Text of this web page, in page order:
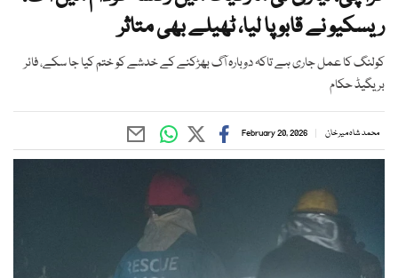
ریسکیو نے قابو پا لیا، ٹھیلے بھی متاثر
کولنگ کا عمل جاری ہے تاکہ دوبارہ آگ بھڑکنے کے خدشے کو ختم کیا جا سکے، فائر
بریگیڈ حکام
محمد شاہ میر خان February 20, 2026